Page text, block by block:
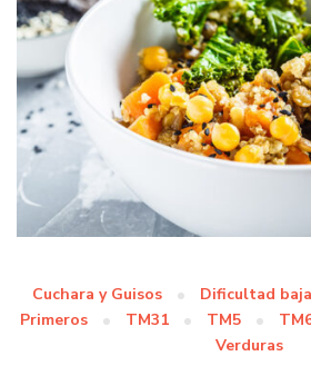
Cuchara y Guisos Dificultad baja
Primeros
TM31 TM5
Verduras